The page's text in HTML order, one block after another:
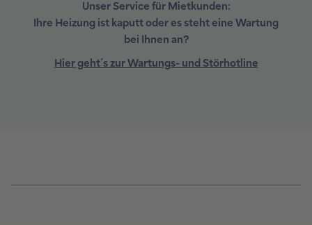
Unser Service für Mietkunden:
Ihre Heizung ist kaputt oder es steht eine Wartung
bei Ihnen an?
Hier geht´s zur Wartungs- und Störhotline